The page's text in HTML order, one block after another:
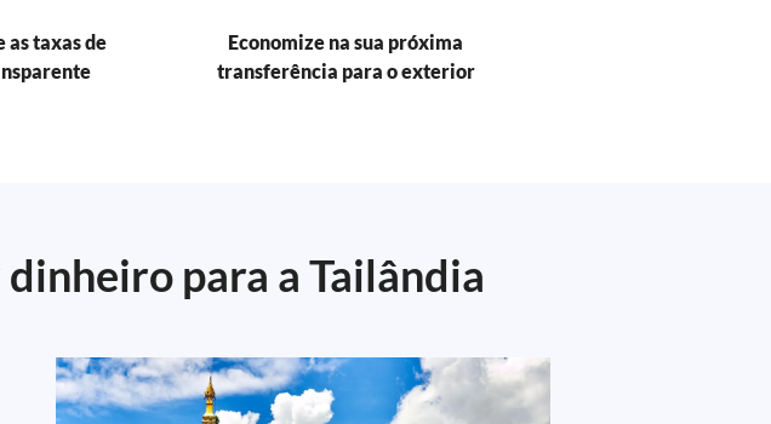
as taxas de
Economize na sua próxima
transferência para o exterior
para a Tailândia